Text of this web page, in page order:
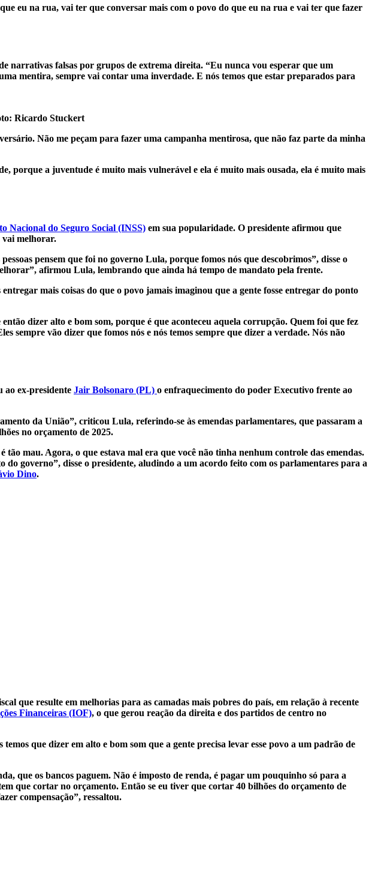
eu na rua, vai ter que conversar mais com o povo do que eu na rua e vai ter que fazer
narrativas falsas por grupos de extrema direita. “Eu nunca vou esperar que um
mentira, sempre vai contar uma inverdade. E nós temos que estar preparados para
Ricardo Stuckert
Não me peçam para fazer uma campanha mentirosa, que não faz parte da minha
porque a juventude é muito mais vulnerável e ela é muito mais ousada, ela é muito mais
Nacional do Seguro Social (INSS) em sua popularidade. O presidente afirmou que
vai melhorar.
pensem que foi no governo Lula, porque fomos nós que descobrimos”, disse o
afirmou Lula, lembrando que ainda há tempo de mandato pela frente.
mais coisas do que o povo jamais imaginou que a gente fosse entregar do ponto
dizer alto e bom som, porque é que aconteceu aquela corrupção. Quem foi que fez
sempre vão dizer que fomos nós e nós temos sempre que dizer a verdade. Nós não
ao ex-presidente Jair Bolsonaro (PL) o enfraquecimento do poder Executivo frente ao
da União”, criticou Lula, referindo-se às emendas parlamentares, que passaram a
no orçamento de 2025.
tão mau. Agora, o que estava mal era que você não tinha nenhum controle das emendas.
governo”, disse o presidente, aludindo a um acordo feito com os parlamentares para a
Dino.
que resulte em melhorias para as camadas mais pobres do país, em relação à recente
Financeiras (IOF), o que gerou reação da direita e dos partidos de centro no
que dizer em alto e bom som que a gente precisa levar esse povo a um padrão de
que os bancos paguem. Não é imposto de renda, é pagar um pouquinho só para a
que cortar no orçamento. Então se eu tiver que cortar 40 bilhões do orçamento de
compensação”, ressaltou.